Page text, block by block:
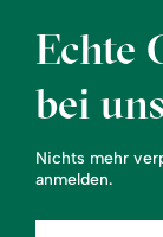
Echte
bei
Nichts mehr
anmelden.